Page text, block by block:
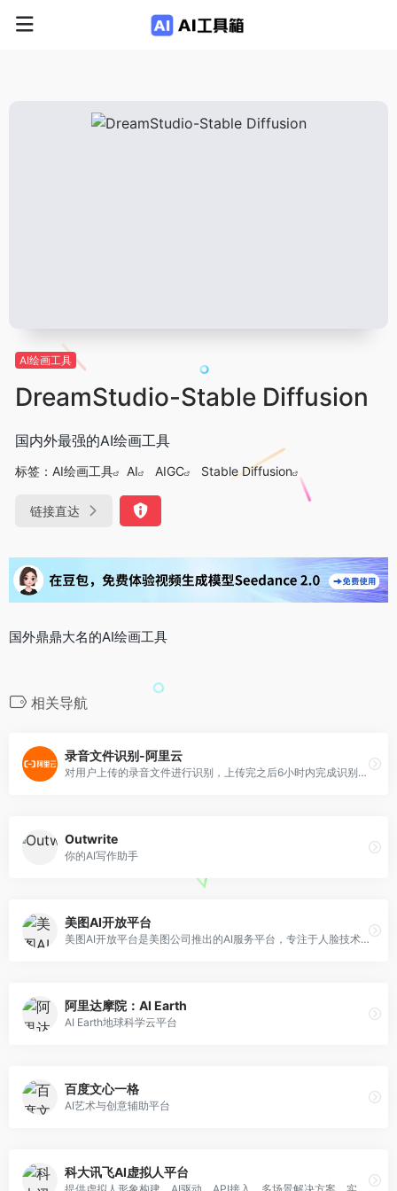
AI绘画工具
DreamStudio-Stable Diffusion
国内外最强的AI绘画工具
标签： AI绘画工具 AI AIGC Stable Diffusion
链接直达
国外鼎鼎大名的AI绘画工具
相关导航
录音文件识别-阿里云
对用户上传的录音文件进行识别，上传完之后6小时内完成识别并返回识别文本。可用于呼叫中心语音质检、庭审数据库录入、会议记录总结、医院病历录入等场景。
Outwrite
你的AI写作助手
美图AI开放平台
美图AI开放平台是美图公司推出的AI服务平台，专注于人脸技术、人体技术、图像识别、图像处理、图像生成等核心领域，为客户提供经市场验证的专业AI算法服务和解决方案。
阿里达摩院：AI Earth
AI Earth地球科学云平台
百度文心一格
AI艺术与创意辅助平台
科大讯飞AI虚拟人平台